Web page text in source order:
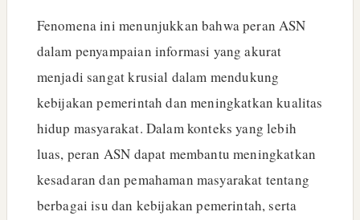
Fenomena ini menunjukkan bahwa peran ASN
dalam penyampaian informasi yang akurat
menjadi sangat krusial dalam mendukung
kebijakan pemerintah dan meningkatkan kualitas
hidup masyarakat. Dalam konteks yang lebih
luas, peran ASN dapat membantu meningkatkan
kesadaran dan pemahaman masyarakat tentang
berbagai isu dan kebijakan pemerintah, serta